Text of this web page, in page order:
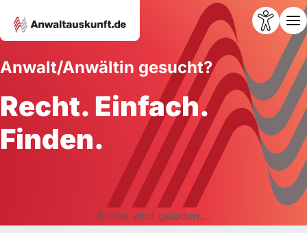
Anwalt/Anwältin gesucht?
Recht. Einfach.
Finden.
Suche wird geladen...